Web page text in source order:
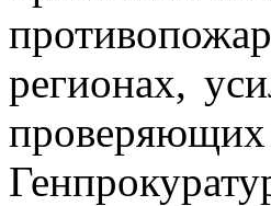
регионах,
проверяющих